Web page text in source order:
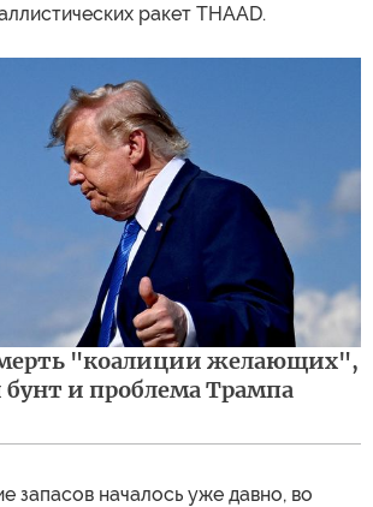
ракет THAAD.
"коалиции желающих",
и проблема Трампа
запасов началось уже давно, во